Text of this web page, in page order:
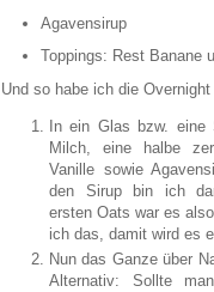
Agavensirup
Toppings: Rest Banane
Und so habe ich die
In ein Glas bzw. eine
Milch, eine halbe
Vanille sowie
den Sirup bin ich
ersten Oats war es
ich das, damit wird es
Nun das Ganze über
Alternativ: Sollte